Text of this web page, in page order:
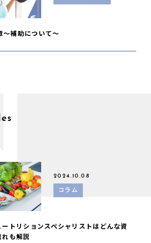
補助について〜
2024.10.08
コラム
トリションスペシャリストはどんな資
も解説